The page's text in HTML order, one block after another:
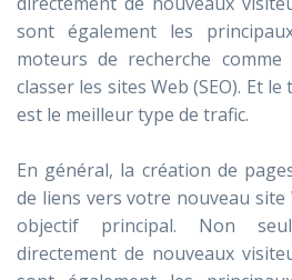
sont également les
moteurs de recherche
classer les sites Web (SEO). Et
est le meilleur type de trafic.
En général, la création de
de liens vers votre nouveau
objectif principal. Non
directement de nouveaux